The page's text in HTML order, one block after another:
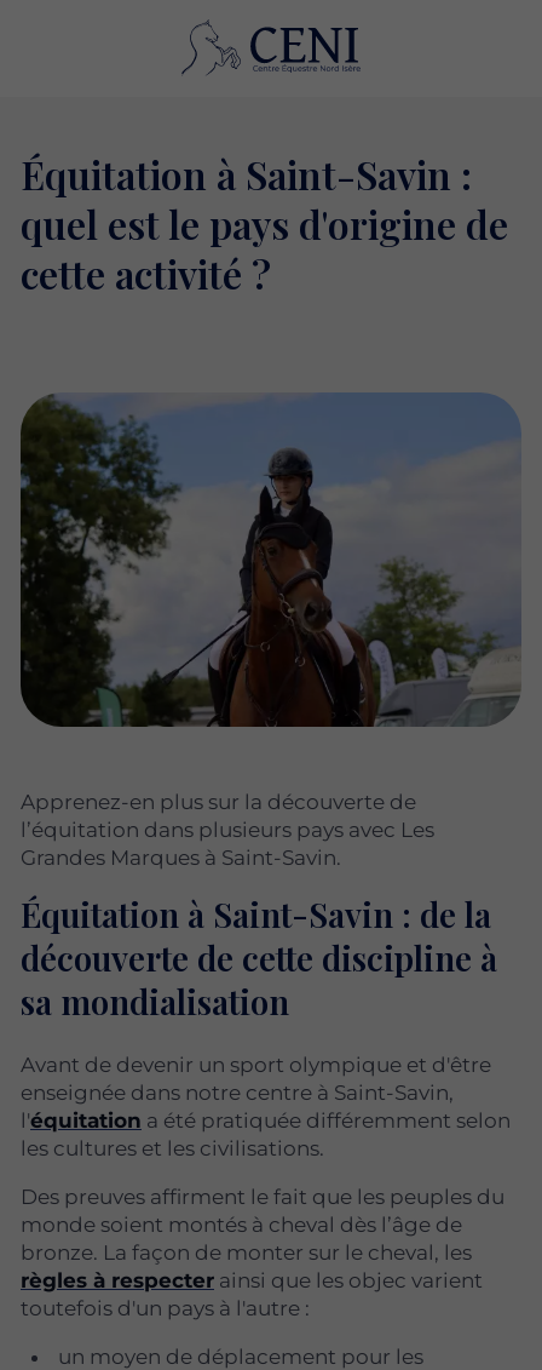
Équitation à Saint-Savin :
quel est le pays d'origine de
cette activité ?
Apprenez-en plus sur la découverte de
l’équitation dans plusieurs pays avec Les
Grandes Marques à Saint-Savin.
Équitation à Saint-Savin : de la
découverte de cette discipline à
sa mondialisation
Avant de devenir un sport olympique et d'être
enseignée dans notre centre à Saint-Savin,
l'équitation a été pratiquée différemment selon
les cultures et les civilisations.
Des preuves affirment le fait que les peuples du
monde soient montés à cheval dès l’âge de
bronze. La façon de monter sur le cheval, les
règles à respecter ainsi que les objec varient
toutefois d'un pays à l'autre :
un moyen de déplacement pour les